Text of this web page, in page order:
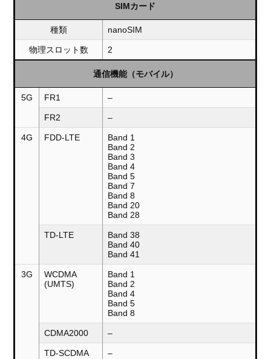
SIMカード
種類 nanoSIM
物理スロット数 2
通信機能（モバイル）
5G FR1 –
FR2 –
4G FDD-LTE
Band 1
Band 2
Band 3
Band 4
Band 5
Band 7
Band 8
Band 20
Band 28
TD-LTE
Band 38
Band 40
Band 41
3G
WCDMA
(UMTS)
Band 1
Band 2
Band 4
Band 5
Band 8
CDMA2000 –
TD-SCDMA –